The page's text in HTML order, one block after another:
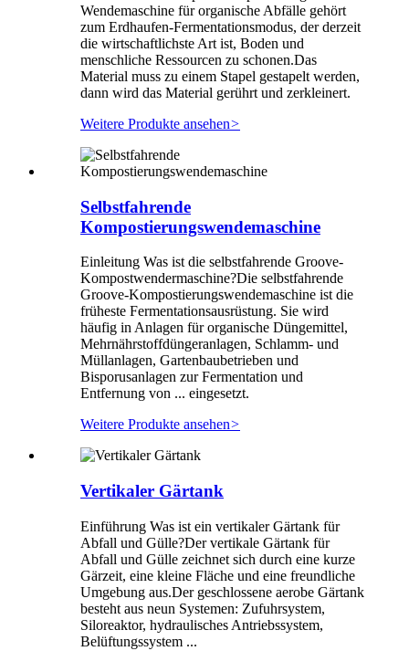
Wendemaschine für organische Abfälle gehört
zum Erdhaufen-Fermentationsmodus, der derzeit
die wirtschaftlichste Art ist, Boden und
menschliche Ressourcen zu schonen.Das
Material muss zu einem Stapel gestapelt werden,
dann wird das Material gerührt und zerkleinert.
Weitere Produkte ansehen>
Selbstfahrende
Kompostierungswendemaschine
Einleitung Was ist die selbstfahrende Groove-
Kompostwendermaschine?Die selbstfahrende
Groove-Kompostierungswendemaschine ist die
früheste Fermentationsausrüstung. Sie wird
häufig in Anlagen für organische Düngemittel,
Mehrnährstoffdüngeranlagen, Schlamm- und
Müllanlagen, Gartenbaubetrieben und
Bisporusanlagen zur Fermentation und
Entfernung von ... eingesetzt.
Weitere Produkte ansehen>
Vertikaler Gärtank
Einführung Was ist ein vertikaler Gärtank für
Abfall und Gülle?Der vertikale Gärtank für
Abfall und Gülle zeichnet sich durch eine kurze
Gärzeit, eine kleine Fläche und eine freundliche
Umgebung aus.Der geschlossene aerobe Gärtank
besteht aus neun Systemen: Zufuhrsystem,
Siloreaktor, hydraulisches Antriebssystem,
Belüftungssystem ...